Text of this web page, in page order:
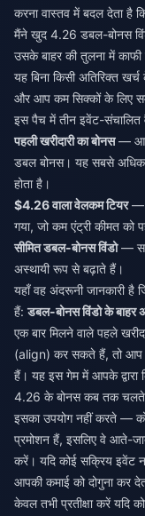
करना वास्तव में बदल देता है
मैंने खुद 4.26 डबल-बोनस
उसके बाहर की तुलना में काफी
यह बिना किसी अतिरिक्त
और आप कम सिक्कों के लिए
इस पैच में तीन इवेंट-
पहली खरीदारी का बोनस—
डबल बोनस। यह सबसे अधिक
होता है।
$4.26 वाला वेलकम टियर—
गया, जो कम एंट्री कीमत को
सीमित डबल-बोनस विंडो—
अस्थायी रूप से बढ़ाते हैं।
यहाँ वह अंदरूनी जानकारी है
हैं:डबल-बोनस विंडो के बाहर
एक बार मिलने वाले पहले
(align) कर सकते हैं, तो आप
हैं। यह इस गेम में आपके
4.26 के बोनस कब तक चलते
इसका उपयोग नहीं करते —
प्रमोशन हैं, इसलिए वे आते-
करें। यदि कोई सक्रिय इवेंट
आपकी कमाई को दोगुना कर
केवल तभी प्रतीक्षा करें यदि